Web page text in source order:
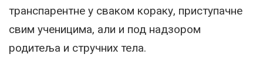
транспарентне у сваком кораку, приступачне
свим ученицима, али и под надзором
родитеља и стручних тела.